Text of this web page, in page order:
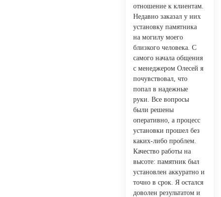
отношение к клиентам.
Недавно заказал у них
установку памятника
на могилу моего
близкого человека. С
самого начала общения
с менеджером Олесей я
почувствовал, что
попал в надежные
руки. Все вопросы
были решены
оперативно, а процесс
установки прошел без
каких-либо проблем.
Качество работы на
высоте: памятник был
установлен аккуратно и
точно в срок. Я остался
доволен результатом и